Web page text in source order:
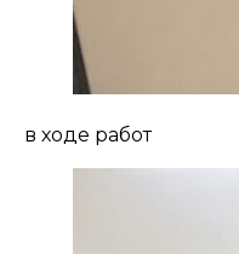
в ходе работ